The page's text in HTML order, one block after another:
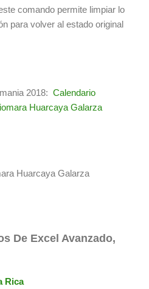
comando permite limpiar lo
para volver al estado original
2018: Calendario
Huarcaya Galarza
Huarcaya Galarza
De Excel Avanzado,
Rica